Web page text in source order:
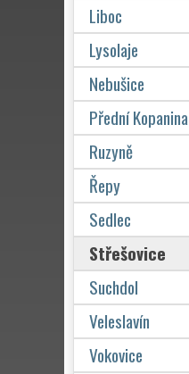
Liboc
Lysolaje
Nebušice
Přední Kopanina
Ruzyně
Řepy
Sedlec
Střešovice
Suchdol
Veleslavín
Vokovice